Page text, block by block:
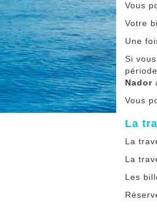
Vous
Votre
Une
Si
Nador
Vous
La
La
La
Les